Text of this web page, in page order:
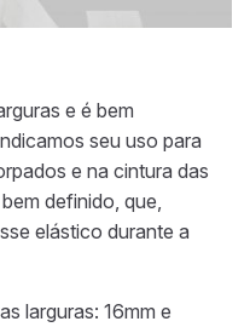
e é bem
seu uso para
e na cintura das
definido, que,
elástico durante a
larguras: 16mm e